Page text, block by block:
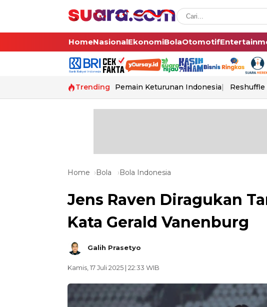
HomeNasionalEkonomiBolaOtomotif
Trending Pemain Keturunan Indonesia
Home Bola Bola Indonesia
Jens Raven Diragukan
Kata Gerald Vanenburg
Galih Prasetyo
Kamis, 17 Juli 2025 | 22:33 WIB